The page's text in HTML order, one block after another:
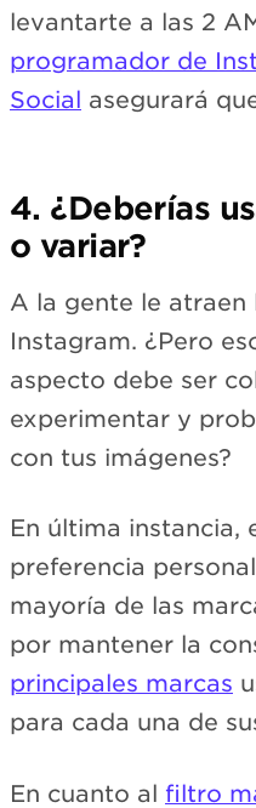
levantarte a las 2
programador de
Social asegurará
4. ¿Deberías
o variar?
A la gente le atraen
Instagram. ¿Pero
aspecto debe ser
experimentar y
con tus imágenes?
En última instancia,
preferencia
mayoría de las
por mantener la
principales marcas
para cada una de
En cuanto al filtro